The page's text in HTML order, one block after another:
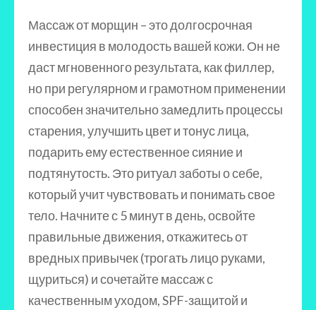
Массаж от морщин – это долгосрочная
инвестиция в молодость вашей кожи. Он не
даст мгновенного результата, как филлер,
но при регулярном и грамотном применении
способен значительно замедлить процессы
старения, улучшить цвет и тонус лица,
подарить ему естественное сияние и
подтянутость. Это ритуал заботы о себе,
который учит чувствовать и понимать свое
тело. Начните с 5 минут в день, освойте
правильные движения, откажитесь от
вредных привычек (трогать лицо руками,
щуриться) и сочетайте массаж с
качественным уходом, SPF-защитой и